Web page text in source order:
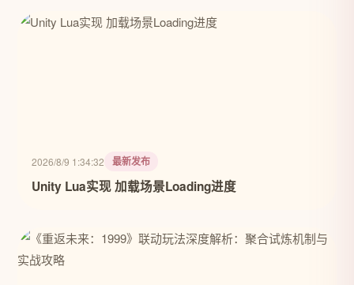
2026/8/9 1:34:32 最新发布
Unity Lua实现 加载场景Loading进度